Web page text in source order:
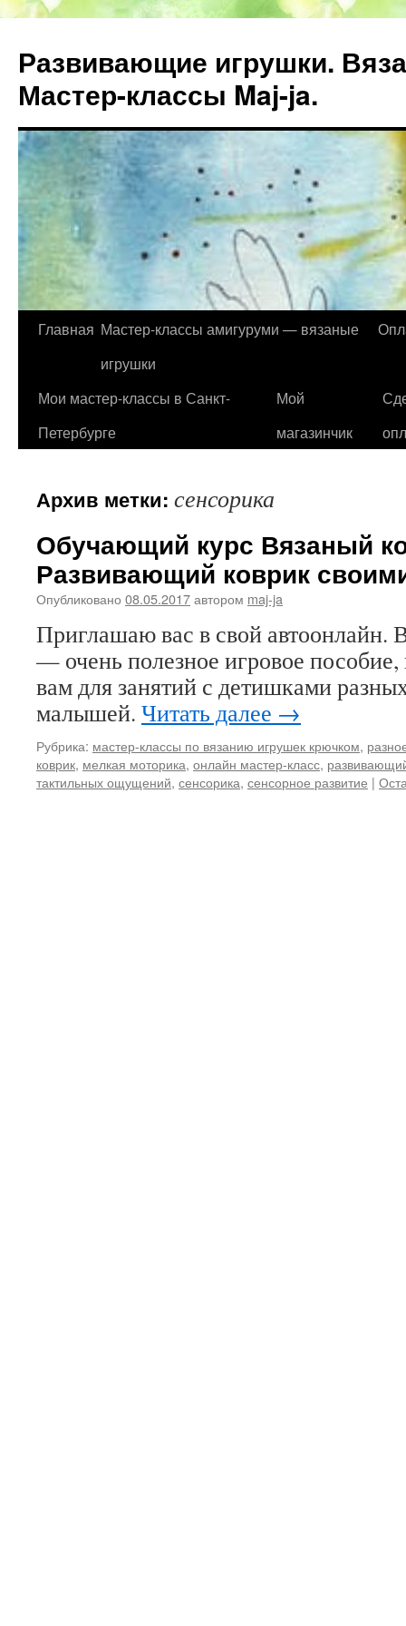
Развивающие игрушки.
Мастер-классы Maj-ja.
Перейти
содержимому
Главная Мастер-классы амигуруми — вязаные
игрушки
Мои мастер-классы в Санкт-
Петербурге
Мой
магазинчик
Архив метки: сенсорика
Обучающий курс Вязаный
Развивающий коврик
Опубликовано 08.05.2017автором maj-ja
Приглашаю вас в свой автоонлайн.
— очень полезное игровое
вам для занятий с детишками
малышей. Читать далее →
Рубрика: мастер-классы по вязанию игрушек крючком,
коврик, мелкая моторика, онлайн мастер-класс,
тактильных ощущений, сенсорика, сенсорное развитие |